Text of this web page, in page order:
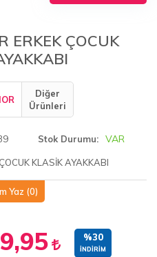
ERKEK ÇOCUK
Diğer
Ürünleri
Stok Durumu VAR
KLASİK AYAKKABI
Yaz (0)
%30
İNDIRIM